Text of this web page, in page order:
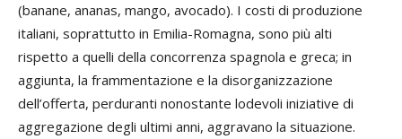
(banane, ananas, mango, avocado). I costi di produzione
italiani, soprattutto in Emilia-Romagna, sono più alti
rispetto a quelli della concorrenza spagnola e greca; in
aggiunta, la frammentazione e la disorganizzazione
dell’offerta, perduranti nonostante lodevoli iniziative di
aggregazione degli ultimi anni, aggravano la situazione.